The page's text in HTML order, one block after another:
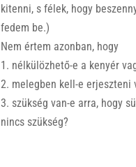
kitenni, s félek, hogy
fedem be.)
Nem értem azonban, hogy
1. nélkülözhető-e a kenyér
2. melegben kell-e erjeszteni
3. szükség van-e arra, hogy
nincs szükség?